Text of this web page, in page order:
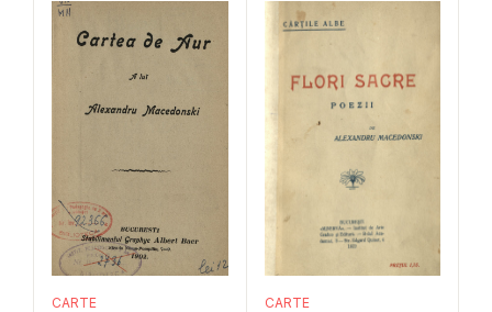
CARTE CARTE